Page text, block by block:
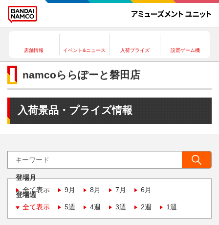
店舗情報 イベント&ニュース 入荷プライズ 設置ゲーム機
namcoららぽーと磐田店
入荷景品・プライズ情報
登場月
全て表示
9月 8月 7月 6月
登場週
全て表示
5週 4週 3週 2週 1週